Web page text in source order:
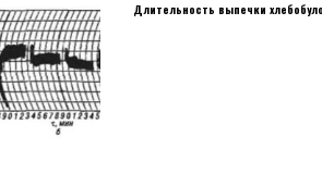
Длительность выпечки